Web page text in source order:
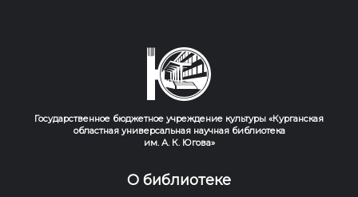
Государственное бюджетное учреждение культуры «Курганская
областная универсальная научная библиотека
им. А. К. Югова»
О библиотеке